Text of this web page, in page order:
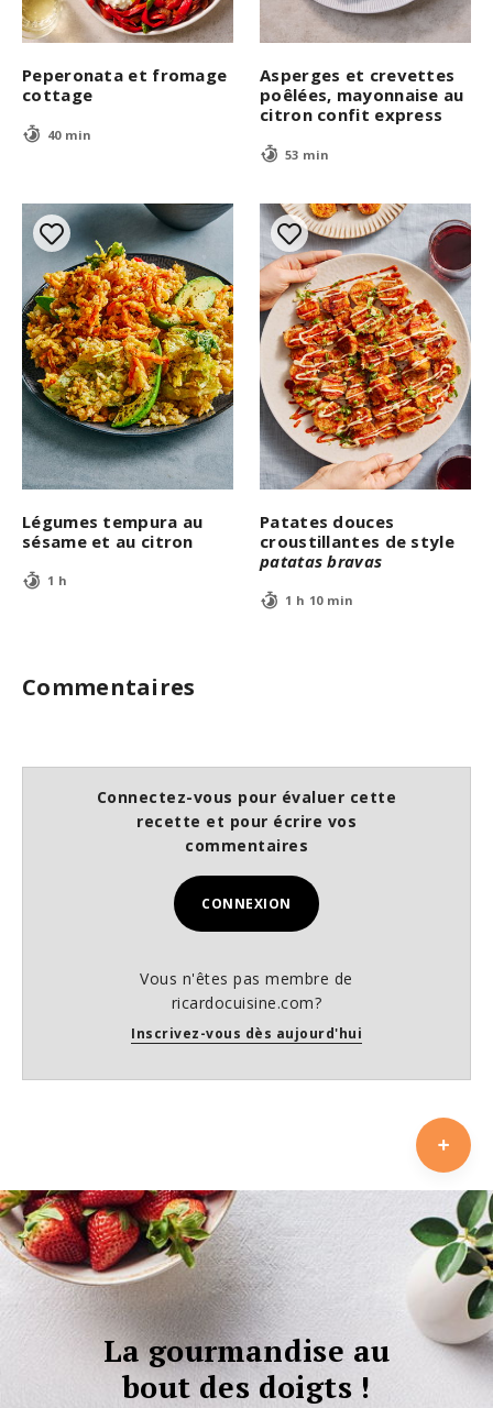
Peperonata et fromage
cottage
40 min
Asperges et crevettes
poêlées, mayonnaise au
citron confit express
53 min
Légumes tempura au
sésame et au citron
1 h
Patates douces
croustillantes de style
patatas bravas
1 h 10 min
Commentaires
Connectez-vous pour évaluer cette
recette et pour écrire vos
commentaires
CONNEXION
Vous n'êtes pas membre de
ricardocuisine.com?
Inscrivez-vous dès aujourd'hui
La gourmandise au
bout des doigts !